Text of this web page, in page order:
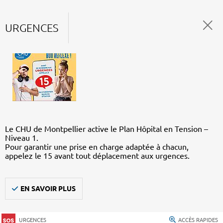
URGENCES
Le CHU de Montpellier active le Plan Hôpital en Tension –
Niveau 1.
Pour garantir une prise en charge adaptée à chacun,
appelez le 15 avant tout déplacement aux urgences.
EN SAVOIR PLUS
URGENCES ACCÈS RAPIDES